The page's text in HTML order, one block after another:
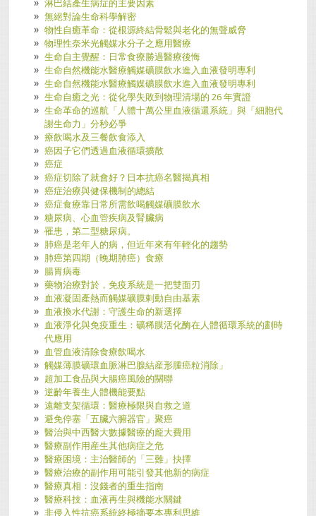
淋巴結產生病症的主要因素
無絕對論生命科學解密
物性自癒革命：從根源終結骨鬆與老化的無聲威脅
物理性奈米光觸媒水分子之應用醫療
生命自主覺醒：日常食療勝過醫療後悔
生命自然機能水醫療觸媒礦膜飲水進入血液發明專利
生命自然機能水醫療觸媒礦膜飲水進入血液發明專利
生命自癒之光：從化學失敗到物理清場的 26 年實證
生命革命的巡航「人體十萬公里血液循還系統」與「細胞代
謝生命力」分秒必爭
療飲喝水及三餐飲食添入
癌因子它們透過血液循環擴散
癌症
癌症切除了就會好？日本抗癌名醫揭真相
癌症治療與健保機制的總結
癌症食療靠日常所需飲喝觸媒礦膜飲水
糖尿病、心血管疾病及腎臟病
罹患，第二型糖尿病。
肺癌是老年人的病，但近年來有年輕化的趨勢
肺癌第四期（晚期肺癌）食療
腸胃病毒
藥物治療對於，免疫系統是一把雙面刃
血液凝固產熱而觸媒礦膜剌動自由基素
血液換水代謝：守護生命的新選擇
血液淨化與免疫重生：礦稀膜活化酶在人體循環系統的劃時
代應用
血管血液清除食療飲喝水
觸媒薄膜礦環血脈淋巴腺結産形腫癌粒消除」
超加工食品與大腸癌風險的關聯
逆齡年養生人體機能要點
遠離支架循環：醫療極限與自救之道
避免停塞「五臟六腑器官」聚癌
醫治與中西醫大數據醫療的龐大費用
醫療副作用産生其他病症之危
醫療困境：主治醫師的「三難」抉擇
醫療治療的副作用可能引發其他新的病症
醫療真相：沒錢者的重生指南
醫療科技：血液再生與機能水關鍵
非侵入性抗癌系統終極摘要本專利思維